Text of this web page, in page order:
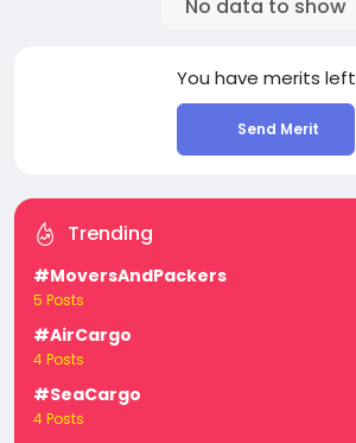
No data to show
You have merits left
Send Merit
Trending
#MoversAndPackers
5 Posts
#AirCargo
4 Posts
#SeaCargo
4 Posts